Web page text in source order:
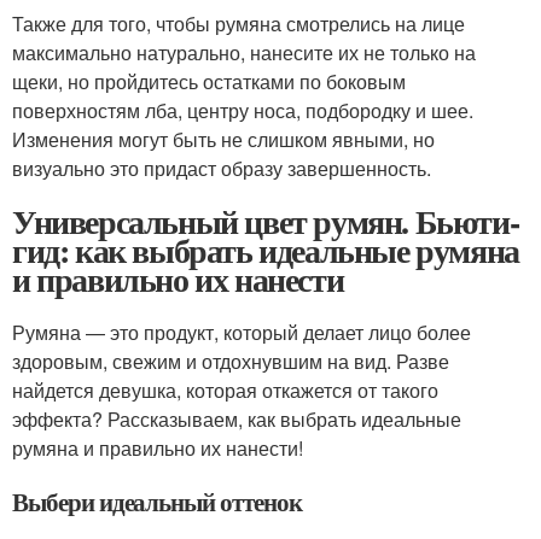
Также для того, чтобы румяна смотрелись на лице
максимально натурально, нанесите их не только на
щеки, но пройдитесь остатками по боковым
поверхностям лба, центру носа, подбородку и шее.
Изменения могут быть не слишком явными, но
визуально это придаст образу завершенность.
Универсальный цвет румян. Бьюти-
гид: как выбрать идеальные румяна
и правильно их нанести
Румяна — это продукт, который делает лицо более
здоровым, свежим и отдохнувшим на вид. Разве
найдется девушка, которая откажется от такого
эффекта? Рассказываем, как выбрать идеальные
румяна и правильно их нанести!
Выбери идеальный оттенок